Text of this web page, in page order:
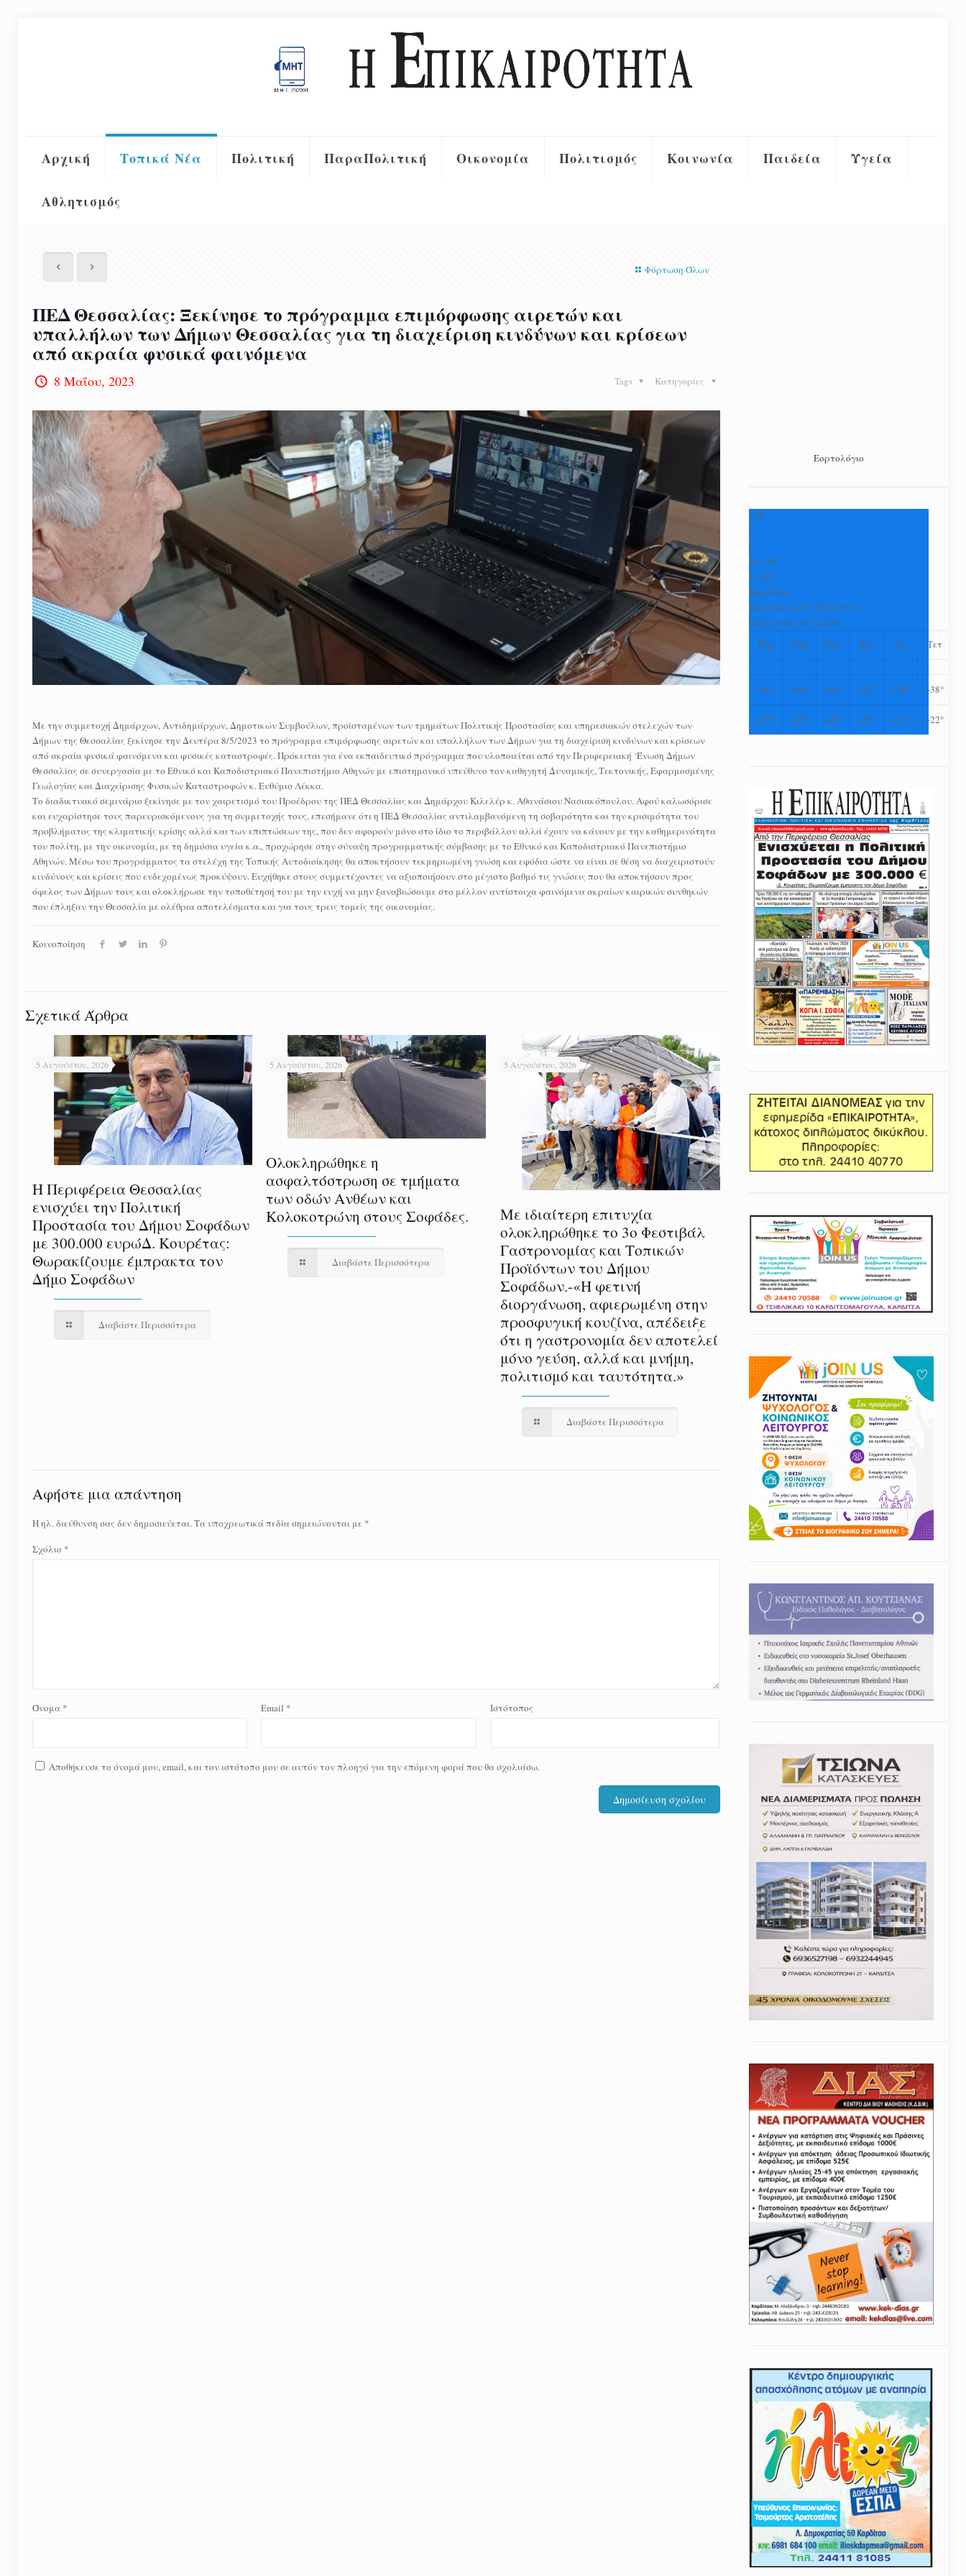
Αρχική Τοπικά Νέα Πολιτική ΠαραΠολιτική Οικονομία Πολιτισμός Κοινωνία Παιδεία Υγεία
Αθλητισμός
Φόρτωση Όλων
ΠΕΔ Θεσσαλίας: Ξεκίνησε το πρόγραμμα επιμόρφωσης αιρετών και
υπαλλήλων των Δήμων Θεσσαλίας για τη διαχείριση κινδύνων και κρίσεων
από ακραία φυσικά φαινόμενα
8 Μαΐου, 2023 Κατηγορίες
Tags
Με την συμμετοχή Δημάρχων, Αντιδημάρχων, Δημοτικών Συμβούλων, προϊσταμένων των τμημάτων Πολιτικής Προστασίας και υπηρεσιακών στελεχών των
Δήμων της Θεσσαλίας ξεκίνησε την Δευτέρα 8/5/2023 το πρόγραμμα επιμόρφωσης αιρετών και υπαλλήλων των Δήμων για τη διαχείριση κινδύνων και κρίσεων
από ακραία φυσικά φαινόμενα και φυσικές καταστροφές. Πρόκειται για ένα εκπαιδευτικό πρόγραμμα που υλοποιείται από την Περιφερειακή ‘Ένωση Δήμων
Θεσσαλίας σε συνεργασία με το Εθνικό και Καποδιστριακό Πανεπιστήμιο Αθηνών με επιστημονικό υπεύθυνο τον καθηγητή Δυναμικής, Τεκτονικής, Εφαρμοσμένης
Γεωλογίας και Διαχείρισης Φυσικών Καταστροφών κ. Ευθύμιο Λέκκα.
Το διαδικτυακό σεμινάριο ξεκίνησε με τον χαιρετισμό του Προέδρου της ΠΕΔ Θεσσαλίας και Δημάρχου Κιλελέρ κ. Αθανάσιου Νασιακόπουλου. Αφού καλωσόρισε
και ευχαρίστησε τους παρευρισκόμενους για τη συμμετοχής τους, επεσήμανε ότι η ΠΕΔ Θεσσαλίας αντιλαμβανόμενη τη σοβαρότητα και την κρισιμότητα του
προβλήματος της κλιματικής κρίσης αλλά και των επιπτώσεων της, που δεν αφορούν μόνο στο ίδιο το περιβάλλον αλλά έχουν να κάνουν με την καθημερινότητα
του πολίτη, με την οικονομία, με τη δημόσια υγεία κ.α., προχώρησε στην σύναψη προγραμματικής σύμβασης με το Εθνικό και Καποδιστριακό Πανεπιστήμιο
Αθηνών. Μέσω του προγράμματος τα στελέχη της Τοπικής Αυτοδιοίκησης θα αποκτήσουν τεκμηριωμένη γνώση και εφόδια ώστε να είναι σε θέση να διαχειριστούν
κινδύνους και κρίσεις που ενδεχομένως προκύψουν. Ευχήθηκε στους συμμετέχοντες να αξιοποιήσουν στο μέγιστο βαθμό τις γνώσεις που θα αποκτήσουν προς
όφελος των Δήμων τους και ολοκλήρωσε την τοποθέτησή του με την ευχή να μην ξαναβιώσουμε στο μέλλον αντίστοιχα φαινόμενα ακραίων καιρικών συνθηκών
που έπληξαν την Θεσσαλία με ολέθρια αποτελέσματα και για τους τρεις τομείς της οικονομίας.
Κοινοποίηση
Σχετικά Άρθρα
5 Αυγούστου, 2026
Η Περιφέρεια Θεσσαλίας
ενισχύει την Πολιτική
Προστασία του Δήμου Σοφάδων
με 300.000 ευρώΔ. Κουρέτας:
Θωρακίζουμε έμπρακτα τον
Δήμο Σοφάδων
Διαβάστε Περισσότερα
5 Αυγούστου, 2026
Ολοκληρώθηκε η
ασφαλτόστρωση σε τμήματα
των οδών Ανθέων και
Κολοκοτρώνη στους Σοφάδες.
Διαβάστε Περισσότερα
5 Αυγούστου, 2026
Με ιδιαίτερη επιτυχία
ολοκληρώθηκε το 3ο Φεστιβάλ
Γαστρονομίας και Τοπικών
Προϊόντων του Δήμου
Σοφάδων.-«Η φετινή
διοργάνωση, αφιερωμένη στην
προσφυγική κουζίνα, απέδειξε
ότι η γαστρονομία δεν αποτελεί
μόνο γεύση, αλλά και μνήμη,
πολιτισμό και ταυτότητα.»
Διαβάστε Περισσότερα
Αφήστε μια απάντηση
Η ηλ. διεύθυνση σας δεν δημοσιεύεται.Τα υποχρεωτικά πεδία σημειώνονται με *
Σχόλιο *
Όνομα * Email * Ιστότοπος
Αποθήκευσε το όνομά μου, email, και τον ιστότοπο μου σε αυτόν τον πλοηγό για την επόμενη φορά που θα σχολιάσω.
Εορτολόγιο
+35
°
C
H:+39°
L:+25°
Καρδίτσα
Παρασκευή, 07 Αύγουστος
Πρόγνωση για 7 μέρες
Πεμ
Σαβ Κυρ Δευ Τρι Τετ
+36° +40° +40° +37° +38° +38°
+25° +27° +26° +25° +23° +22°